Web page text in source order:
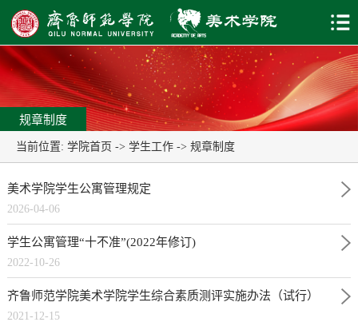
规章制度
当前位置: 学院首页 -> 学生工作 -> 规章制度
美术学院学生公寓管理规定
2026-04-06
学生公寓管理“十不准”(2022年修订)
2022-10-26
齐鲁师范学院美术学院学生综合素质测评实施办法（试行）
2021-12-15